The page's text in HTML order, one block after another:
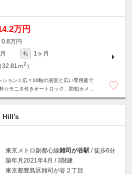
万円
0.8万円
礼
1ヶ月
32.81ｍ2 ）
ション☆広々10帖の居室と広い専用庭で
☆モニタ付きオートロック、防犯カメ
Hill’s
東京メトロ副都心線雑司が谷駅 / 徒歩6分
築年月2021年4月 / 3階建
東京都豊島区雑司が谷２丁目